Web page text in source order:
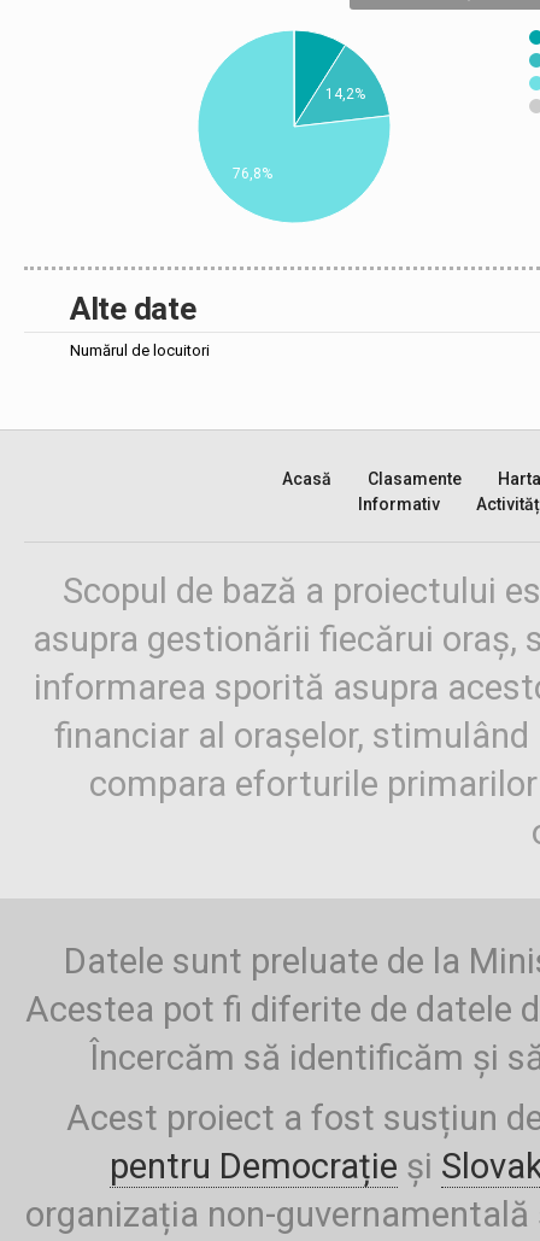
14,2%
76,8%
Alte date
Numărul de locuitori
Acasă Clasamente
Harta
Informativ
Scopul de bază a proiectului
asupra gestionării fiecărui oraș,
informarea sporită asupra
financiar al orașelor,
compara eforturile
Datele sunt preluate de la
Acestea pot fi diferite de datele
Încercăm să identificăm și
Acest proiect a fost susțiun
pentru Democrație și
organizația non-